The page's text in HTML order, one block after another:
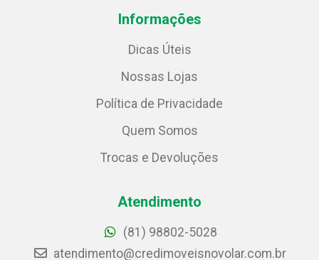
Informações
Dicas Úteis
Nossas Lojas
Política de Privacidade
Quem Somos
Trocas e Devoluções
Atendimento
(81) 98802-5028
atendimento@credimoveisnovolar.com.br